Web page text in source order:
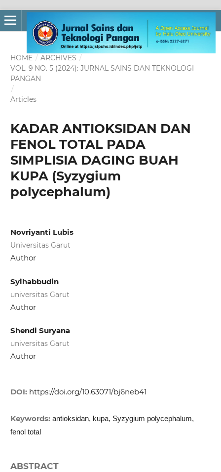
HOME / ARCHIVES /
VOL. 9 NO. 5 (2024): JURNAL SAINS DAN TEKNOLOGI
PANGAN
/
Articles
KADAR ANTIOKSIDAN DAN
FENOL TOTAL PADA
SIMPLISIA DAGING BUAH
KUPA (Syzygium
polycephalum)
Novriyanti Lubis
Universitas Garut
Author
Syihabbudin
universitas Garut
Author
Shendi Suryana
universitas Garut
Author
DOI: https://doi.org/10.63071/bj6neb41
Keywords:antioksidan, kupa, Syzygium polycephalum,
fenol total
ABSTRACT